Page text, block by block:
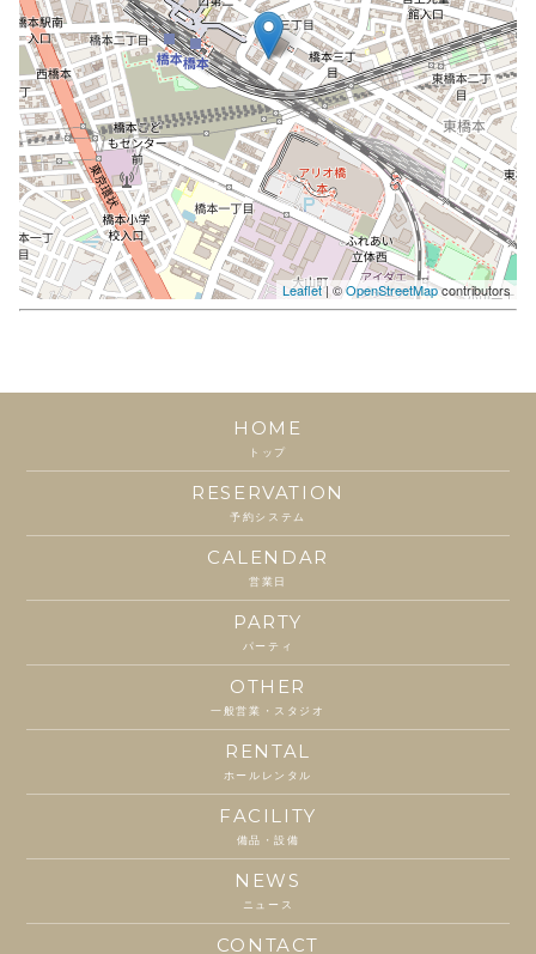
Leaflet| ©OpenStreetMapcontributors
HOME
トップ
RESERVATION
予約システム
CALENDAR
営業日
PARTY
パーティ
OTHER
一般営業・スタジオ
RENTAL
ホールレンタル
FACILITY
備品・設備
NEWS
ニュース
CONTACT